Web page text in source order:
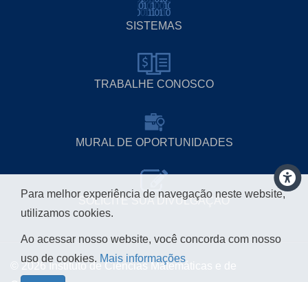
SISTEMAS
TRABALHE CONOSCO
MURAL DE OPORTUNIDADES
SOLICITE SUA DIVULGAÇÃO
© 2026 Instituto de Ciências Matemáticas e de
Para melhor experiência de navegação neste website,
utilizamos cookies.
Ao acessar nosso website, você concorda com nosso
uso de cookies. Mais informações